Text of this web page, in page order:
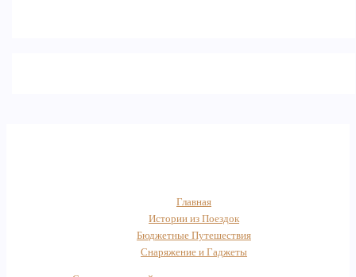
Главная
Истории из Поездок
Бюджетные Путешествия
Снаряжение и Гаджеты